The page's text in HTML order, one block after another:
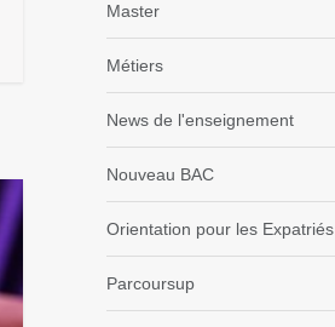
Master
Métiers
News de l'enseignement
Nouveau BAC
Orientation pour les Expatriés
Parcoursup